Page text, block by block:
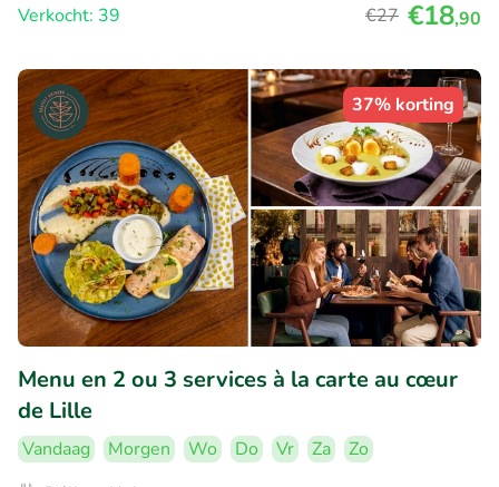
Verkocht: 39 €27 €18,90
37% korting
Menu en 2 ou 3 services à la carte au cœur
de Lille
Vandaag Morgen Wo Do Vr Za
Zo